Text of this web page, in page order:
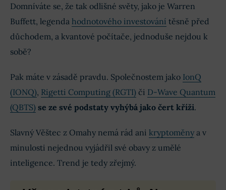
Domníváte se, že tak odlišné světy, jako je Warren
Buffett, legenda hodnotového investování těsně před
důchodem, a kvantové počítače, jednoduše nejdou k
sobě?
Pak máte v zásadě pravdu. Společnostem jako IonQ
(IONQ), Rigetti Computing (RGTI) či D-Wave Quantum
(QBTS) se ze své podstaty vyhýbá jako čert kříži.
Slavný Věštec z Omahy nemá rád ani kryptoměny a v
minulosti nejednou vyjádřil své obavy z umělé
inteligence. Trend je tedy zřejmý.